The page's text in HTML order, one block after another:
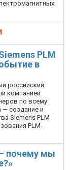
PLM
в
российский
компанией
по всему
— создание и
Siemens PLM
PLM­
почему мы